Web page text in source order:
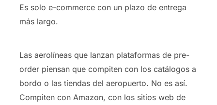
Es solo e-commerce con un plazo de entrega
más largo.
Las aerolíneas que lanzan plataformas de pre-
order piensan que compiten con los catálogos a
bordo o las tiendas del aeropuerto. No es así.
Compiten con Amazon, con los sitios web de